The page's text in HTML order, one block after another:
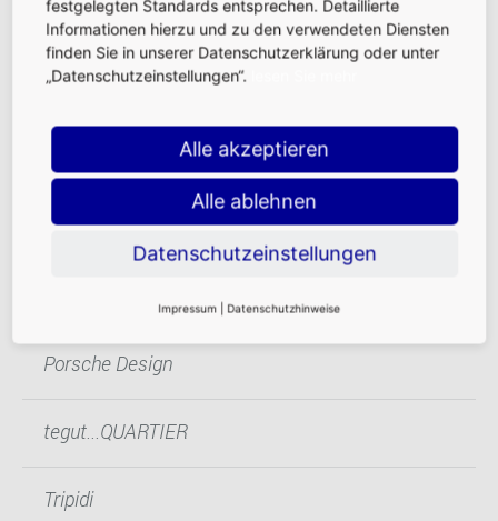
Frankfurt Airport Retailing
GOBI Cashmere
Moncler
Porsche Design
tegut...QUARTIER
Tripidi
festgelegten Standards entsprechen. Detaillierte
Informationen hierzu und zu den verwendeten Diensten
finden Sie in unserer Datenschutzerklärung oder unter
„Datenschutzeinstellungen“.
Alle akzeptieren
Alle ablehnen
Datenschutzeinstellungen
Impressum Datenschutzhinweise